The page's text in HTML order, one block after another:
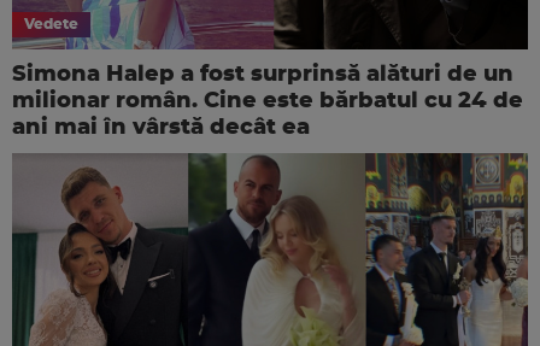
Vedete
Simona Halep a fost surprinsă alături de un
milionar român. Cine este bărbatul cu 24 de
ani mai în vârstă decât ea